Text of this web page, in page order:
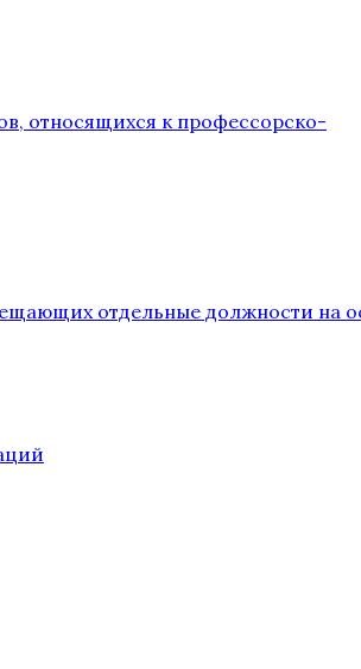
относящихся к профессорско-
отдельные должности на